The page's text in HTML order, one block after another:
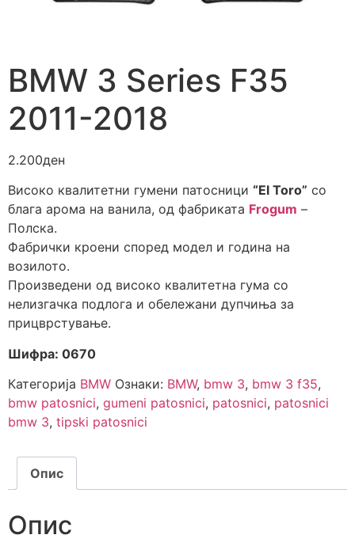
BMW 3 Series F35
2011-2018
2.200ден
Високо квалитетни гумени патосници “El Toro” со
блага арома на ванила, од фабриката Frogum –
Полска.
Фабрички кроени според модел и година на
возилото.
Произведени од високо квалитетна гума со
нелизгачка подлога и обележани дупчиња за
прицврстување.
Шифра: 0670
Категорија BMW Ознаки: BMW, bmw 3, bmw 3 f35,
bmw patosnici, gumeni patosnici, patosnici, patosnici
bmw 3, tipski patosnici
Опис
Опис